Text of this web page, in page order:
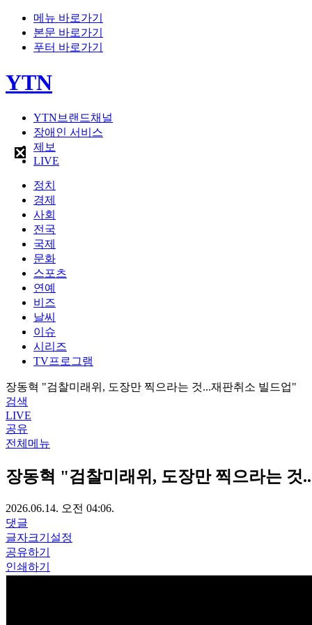
메뉴 바로가기
본문 바로가기
푸터 바로가기
YTN
YTN브랜드채널
장애인 서비스
제보
LIVE
정치
경제
사회
전국
국제
문화
스포츠
연예
비즈
날씨
이슈
시리즈
TV프로그램
장동혁 "검찰미래위, 도장만 찍으라는 것...재판취소 빌드업"
검색
LIVE
공유
전체메뉴
장동혁 "검찰미래위, 도장만 찍으라는 것
2026.06.14. 오전 04:06.
댓글
글자크기설정
공유하기
인쇄하기